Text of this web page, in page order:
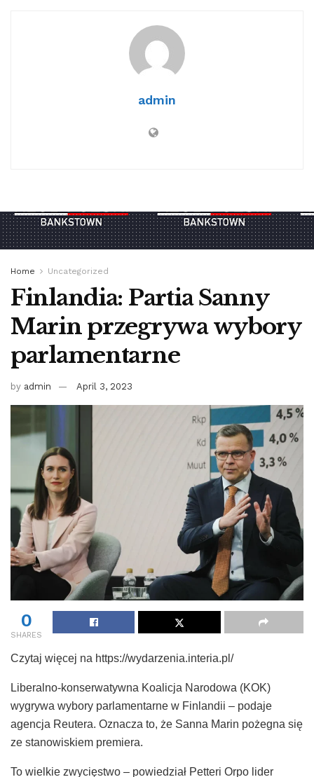
admin
Home Uncategorized
Finlandia: Partia Sanny
Marin przegrywa wybory
parlamentarne
by admin April 3, 2023
0
SHARES
Czytaj więcej na https://wydarzenia.interia.pl/
Liberalno-konserwatywna Koalicja Narodowa (KOK)
wygrywa wybory parlamentarne w Finlandii – podaje
agencja Reutera. Oznacza to, że Sanna Marin pożegna się
ze stanowiskiem premiera.
To wielkie zwycięstwo – powiedział Petteri Orpo lider